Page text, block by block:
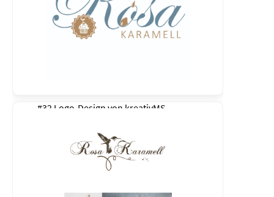
#32 Logo-Design von kreativMS